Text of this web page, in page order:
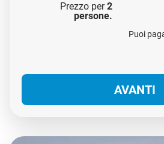
Prezzo per2
persone.
Puoi
AVANTI